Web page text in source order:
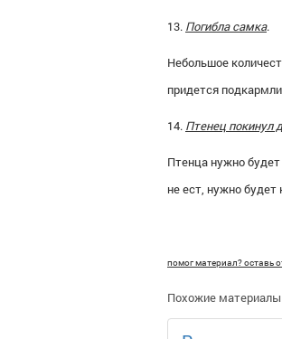
13. Погибла самка.
Небольшое
придется
14. Птенец покинул
Птенца нужно
не ест, нужно
помог материал? оставь
Похожие